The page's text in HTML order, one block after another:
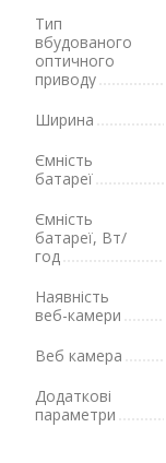
Тип
вбудованого
оптичного
приводу
Ширина
Ємність
батареї
Ємність
батареї, Вт/
год
Наявність
веб-камери
Веб камера
Додаткові
параметри